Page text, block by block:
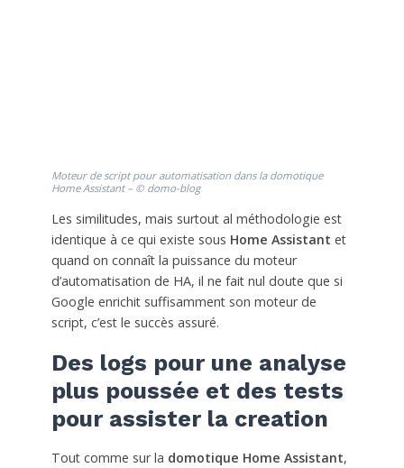
Moteur de script pour automatisation dans la domotique
Home Assistant – © domo-blog
Les similitudes, mais surtout al méthodologie est
identique à ce qui existe sous Home Assistant et
quand on connaît la puissance du moteur
d’automatisation de HA, il ne fait nul doute que si
Google enrichit suffisamment son moteur de
script, c’est le succès assuré.
Des logs pour une analyse
plus poussée et des tests
pour assister la creation
Tout comme sur la domotique Home Assistant,